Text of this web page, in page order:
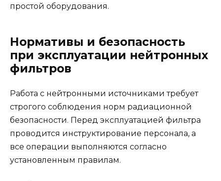
простой оборудования.
Нормативы и безопасность
при эксплуатации нейтронных
фильтров
Работа с нейтронными источниками требует
строгого соблюдения норм радиационной
безопасности. Перед эксплуатацией фильтра
проводится инструктирование персонала, а
все операции выполняются согласно
установленным правилам.